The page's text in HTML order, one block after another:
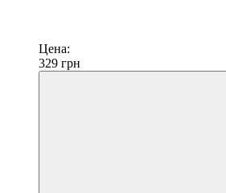
Цена:
329 грн